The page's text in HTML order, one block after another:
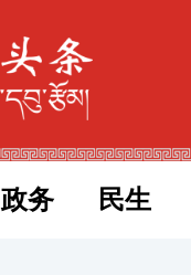
政务 民生